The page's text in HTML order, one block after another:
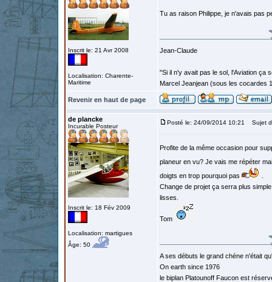
Inscrit le: 21 Avr 2008
Localisation: Charente-
Maritime
Tu as raison Philippe, je n'avais pas
Jean-Claude
"Si il n'y avait pas le sol, l'Aviation ça
Marcel Jeanjean (sous les cocardes
Revenir en haut de page
de plancke
Incurable Posteur
Inscrit le: 18 Fév 2009
Localisation: martigues
Âge: 50
Posté le: 24/09/2014 10:21 Sujet
Profite de la même occasion pour
planeur en vu? Je vais me répéter
doigts en trop pourquoi pas
Change de projet ça serra plus
lisses.
Tom
A ses débuts le grand chéne n'était
On earth since 1976
le biplan Platounoff Faucon est